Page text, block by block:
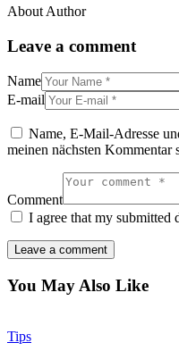
About Author
Leave a comment
Name
E-mail
Name, E-Mail-Adresse
meinen nächsten Kommentar
Comment
I agree that my submitted
You May Also Like
Tips